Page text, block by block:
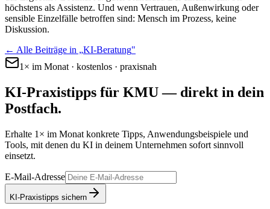
höchstens als Assistenz. Und wenn Vertrauen, Außenwirkung oder
sensible Einzelfälle betroffen sind: Mensch im Prozess, keine
Diskussion.
← Alle Beiträge in „KI-Beratung"
1× im Monat · kostenlos · praxisnah
KI-Praxistipps für KMU — direkt in dein
Postfach.
Erhalte 1× im Monat konkrete Tipps, Anwendungsbeispiele und
Tools, mit denen du KI in deinem Unternehmen sofort sinnvoll
einsetzt.
E-Mail-Adresse
KI-Praxistipps sichern